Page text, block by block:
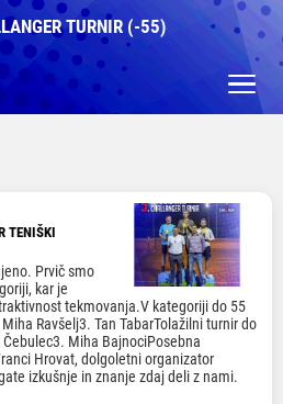
TURNIR (-55)
TENIŠKI
Prvič smo
kar je
tekmovanja.V kategoriji do 55
Ravšelj3. Tan TabarTolažilni turnir do
Miha BajnociPosebna
Hrovat, dolgoletni organizator
izkušnje in znanje zdaj deli z nami.